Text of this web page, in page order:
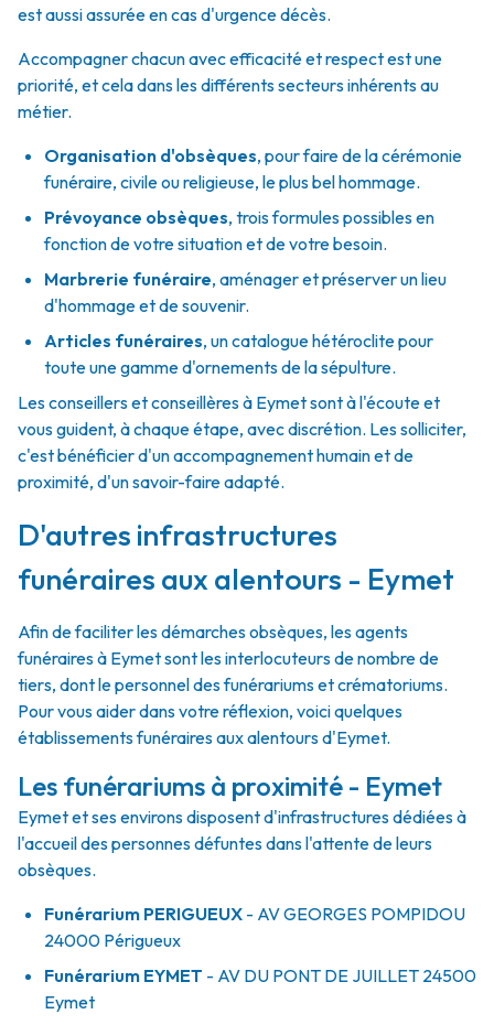
est aussi assurée en cas d'urgence décès.
Accompagner chacun avec efficacité et respect est une
priorité, et cela dans les différents secteurs inhérents au
métier.
Organisation d'obsèques, pour faire de la cérémonie
funéraire, civile ou religieuse, le plus bel hommage.
Prévoyance obsèques, trois formules possibles en
fonction de votre situation et de votre besoin.
Marbrerie funéraire, aménager et préserver un lieu
d'hommage et de souvenir.
Articles funéraires, un catalogue hétéroclite pour
toute une gamme d'ornements de la sépulture.
Les conseillers et conseillères à Eymet sont à l'écoute et
vous guident, à chaque étape, avec discrétion. Les solliciter,
c'est bénéficier d'un accompagnement humain et de
proximité, d'un savoir-faire adapté.
D'autres infrastructures
funéraires aux alentours - Eymet
Afin de faciliter les démarches obsèques, les agents
funéraires à Eymet sont les interlocuteurs de nombre de
tiers, dont le personnel des funérariums et crématoriums.
Pour vous aider dans votre réflexion, voici quelques
établissements funéraires aux alentours d'Eymet.
Les funérariums à proximité - Eymet
Eymet et ses environs disposent d'infrastructures dédiées à
l'accueil des personnes défuntes dans l'attente de leurs
obsèques.
Funérarium PERIGUEUX - AVGEORGES POMPIDOU
24000 Périgueux
Funérarium EYMET - AV DU PONT DE JUILLET 24500
Eymet